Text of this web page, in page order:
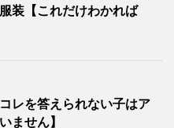
装【これだけわかれば
レを答えられない子はア
ません】